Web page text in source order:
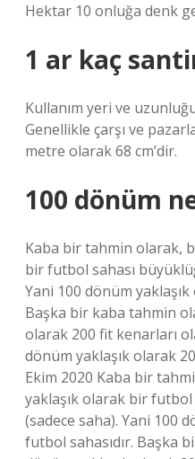
Hektar 10 onluğa denk
1 ar kaç
Kullanım yeri ve
Genellikle çarşı ve
metre olarak 68 cm’dir.
100 dönüm
Kaba bir tahmin olarak,
bir futbol sahası
Yani 100 dönüm
Başka bir kaba tahmin
olarak 200 fit kenarları
dönüm yaklaşık olarak
Ekim 2020 Kaba bir
yaklaşık olarak bir
(sadece saha). Yani 100
futbol sahasıdır. Başka